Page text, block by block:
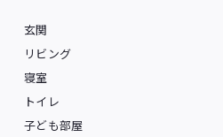
玄関
リビング
寝室
トイレ
子ども部屋